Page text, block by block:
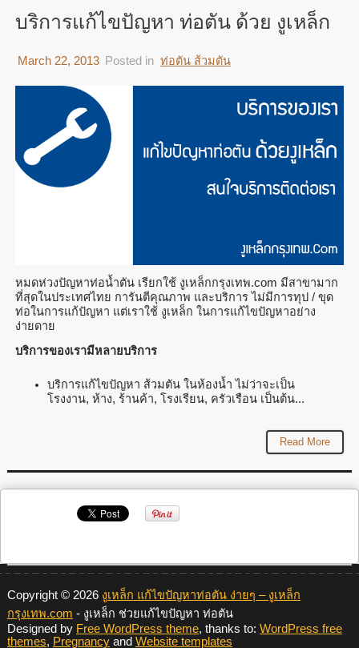
บริการแก้ไขปัญหา ท่อตัน ด้วย งูเหล็ก
March 22, 2013 Posted in ท่อตัน ส้วมตัน
หมดห่วงปัญหาท่อน้ำตัน เรียกใช้ งูเหล็กกรุงเทพ.com มีสาขามาก
ที่สุดในประเทศไทย การันตีคุณภาพ และบริการ ไม่มีการทุป / ขุด
ท่อในการแก้ปัญหา แต่เราใช้ งูเหล็ก ในการแก้ไขปัญหาอย่าง
ง่ายดาย
บริการของเรามีหลายบริการ
บริการแก้ไขปัญหา ส้วมตัน ในห้องน้ำ ไม่ว่าจะเป็น
โรงงาน, ห้าง, ร้านค้า, โรงเรียน, ครัวเรือน เป็นต้น...
Read More
Copyright © 2026 งูเหล็ก แก้ไขปัญหาท่อตัน ง่ายๆ – งูเหล็ก
กรุงเทพ.com - งูเหล็ก ช่วยแก้ไขปัญหา ท่อตัน
Designed by Free WordPress theme, thanks to: WordPress free
themes, Pregnancyand Website templates